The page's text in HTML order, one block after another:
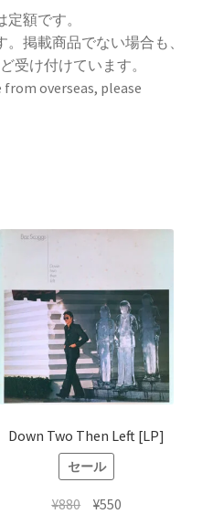
額です。
掲載商品でない場合も、
受け付けています。
overseas, please
Down Two Then Left [LP]
セール
¥880
元¥550